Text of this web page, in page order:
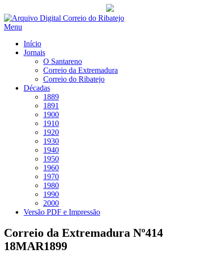
Saltar
para
Menu
Início
Jornais
O Santareno
Correio da Extremadura
Correio do Ribatejo
Décadas
1889
1891
1900
1910
1920
1930
1940
1950
1960
1970
1980
1990
2000
Versão PDF e Impressão
Correio da Extremadura Nº414
18MAR1899